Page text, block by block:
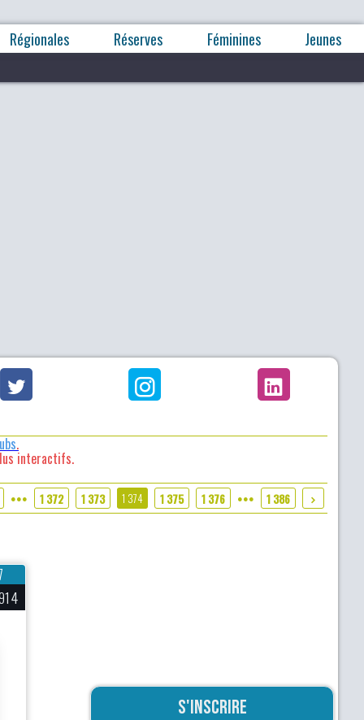
Régionales Réserves Féminines Jeunes
.
interactifs.
●●● 1 372 1 373 1 374 1 375 1 376 ●●● 1 386
S'inscrire